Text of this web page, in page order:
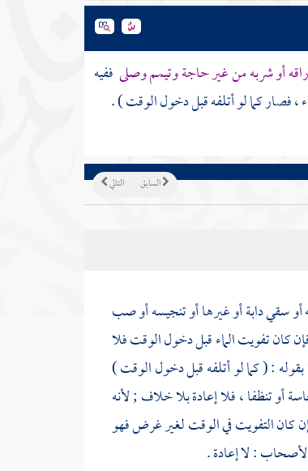
أو شربه من غير حاجة وتيمم وصلى ففيه
، فصار كما لو أتلفه قبل دخول الوقت ) .
التالي السابق
سقي دابة أو غيرها أو تنجيسه أو صب
كان تفويت الماء قبل دخول الوقت فلا
بقوله : ( كما لو أتلفه قبل دخول الوقت )
أو تنظفا ، فلا إعادة بلا خلاف ; لأنه
كان التفويت في الوقت لغير غرض فهو
: لا إعادة .